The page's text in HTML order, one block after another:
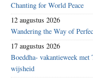
Chanting for World Peace
12 augustus 2026
Wandering the Way of
17 augustus 2026
Boeddha- vakantieweek
wijsheid